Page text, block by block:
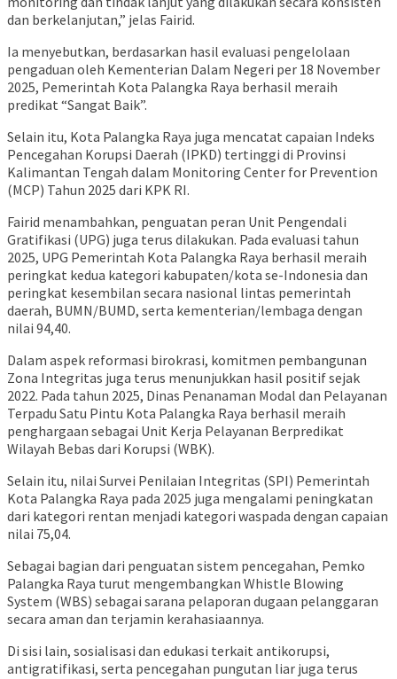
dan berkelanjutan,” jelas Fairid.
Ia menyebutkan, berdasarkan hasil evaluasi pengelolaan
pengaduan oleh Kementerian Dalam Negeri per 18 November
2025, Pemerintah Kota Palangka Raya berhasil meraih
predikat “Sangat Baik”.
Selain itu, Kota Palangka Raya juga mencatat capaian Indeks
Pencegahan Korupsi Daerah (IPKD) tertinggi di Provinsi
Kalimantan Tengah dalam Monitoring Center for Prevention
(MCP) Tahun 2025 dari KPK RI.
Fairid menambahkan, penguatan peran Unit Pengendali
Gratifikasi (UPG) juga terus dilakukan. Pada evaluasi tahun
2025, UPG Pemerintah Kota Palangka Raya berhasil meraih
peringkat kedua kategori kabupaten/kota se-Indonesia dan
peringkat kesembilan secara nasional lintas pemerintah
daerah, BUMN/BUMD, serta kementerian/lembaga dengan
nilai 94,40.
Dalam aspek reformasi birokrasi, komitmen pembangunan
Zona Integritas juga terus menunjukkan hasil positif sejak
2022. Pada tahun 2025, Dinas Penanaman Modal dan Pelayanan
Terpadu Satu Pintu Kota Palangka Raya berhasil meraih
penghargaan sebagai Unit Kerja Pelayanan Berpredikat
Wilayah Bebas dari Korupsi (WBK).
Selain itu, nilai Survei Penilaian Integritas (SPI) Pemerintah
Kota Palangka Raya pada 2025 juga mengalami peningkatan
dari kategori rentan menjadi kategori waspada dengan capaian
nilai 75,04.
Sebagai bagian dari penguatan sistem pencegahan, Pemko
Palangka Raya turut mengembangkan Whistle Blowing
System (WBS) sebagai sarana pelaporan dugaan pelanggaran
secara aman dan terjamin kerahasiaannya.
Di sisi lain, sosialisasi dan edukasi terkait antikorupsi,
antigratifikasi, serta pencegahan pungutan liar juga terus